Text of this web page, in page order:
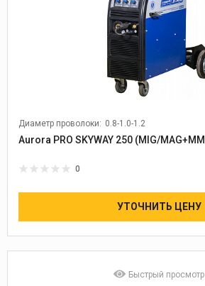
Диаметр проволоки: 0.8-1.0-1.2
0
УТОЧНИТЬ ЦЕНУ
Быстрый просмотр